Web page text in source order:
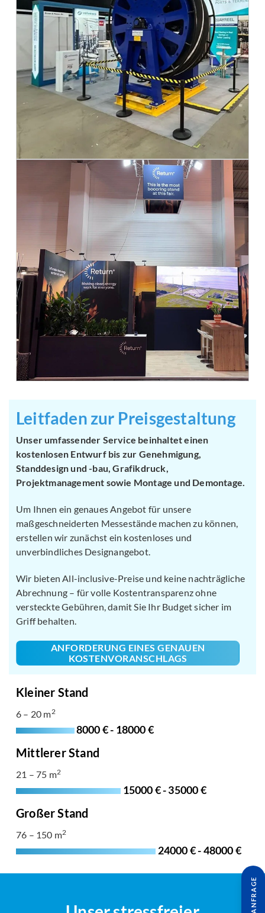
Leitfaden zur Preisgestaltung
Unser umfassender Service beinhaltet einen
kostenlosen Entwurf bis zur Genehmigung,
Standdesign und -bau, Grafikdruck,
Projektmanagement sowie Montage und Demontage.
Um Ihnen ein genaues Angebot für unsere
maßgeschneiderten Messestände machen zu können,
erstellen wir zunächst ein kostenloses und
unverbindliches Designangebot.
Wir bieten All-inclusive-Preise und keine nachträgliche
Abrechnung – für volle Kostentransparenz ohne
versteckte Gebühren, damit Sie Ihr Budget sicher im
Griff behalten.
ANFORDERUNG EINES GENAUEN
KOSTENVORANSCHLAGS
Kleiner Stand
6 – 20 m2
8000 € - 18000 €
Mittlerer Stand
21 – 75 m2
15000 € - 35000 €
Großer Stand
76 – 150 m2
24000 € - 48000 €